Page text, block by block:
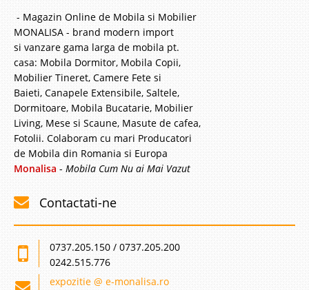
- Magazin Online de Mobila si Mobilier
MONALISA - brand modern import
si vanzare gama larga de mobila pt.
casa: Mobila Dormitor, Mobila Copii,
Mobilier Tineret, Camere Fete si
Baieti, Canapele Extensibile, Saltele,
Dormitoare, Mobila Bucatarie, Mobilier
Living, Mese si Scaune, Masute de cafea,
Fotolii. Colaboram cu mari Producatori
de Mobila din Romania si Europa
Monalisa - Mobila Cum Nu ai Mai Vazut
Contactati-ne
0737.205.150 / 0737.205.200
0242.515.776
expozitie @ e-monalisa.ro